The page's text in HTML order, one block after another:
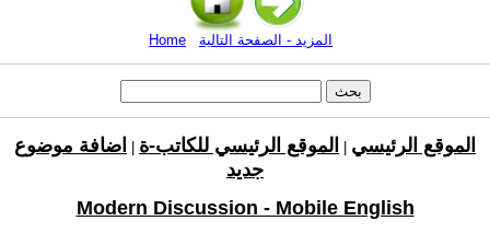
Home المزيد - الصفحة التالية
الموقع الرئيسي الموقع الرئيسي للكاتب-ة
اضافة موضوع
جديد
Modern Discussion - Mobile English